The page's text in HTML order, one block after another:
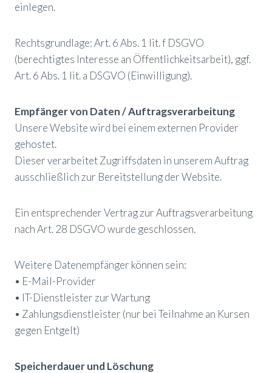
einlegen.
Rechtsgrundlage: Art. 6 Abs. 1 lit. f DSGVO
(berechtigtes Interesse an Öffentlichkeitsarbeit), ggf.
Art. 6 Abs. 1 lit. a DSGVO (Einwilligung).
Empfänger von Daten / Auftragsverarbeitung
Unsere Website wird bei einem externen Provider
gehostet.
Dieser verarbeitet Zugriffsdaten in unserem Auftrag
ausschließlich zur Bereitstellung der Website.
Ein entsprechender Vertrag zur Auftragsverarbeitung
nach Art. 28 DSGVO wurde geschlossen.
Weitere Datenempfänger können sein:
• E-Mail-Provider
• IT-Dienstleister zur Wartung
• Zahlungsdienstleister (nur bei Teilnahme an Kursen
gegen Entgelt)
Speicherdauer und Löschung